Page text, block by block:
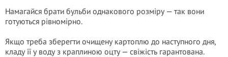
Намагайся брати бульби однакового розміру — так вони
готуються рівномірно.
Якщо треба зберегти очищену картоплю до наступного дня,
кладу її у воду з краплиною оцту — свіжість гарантована.